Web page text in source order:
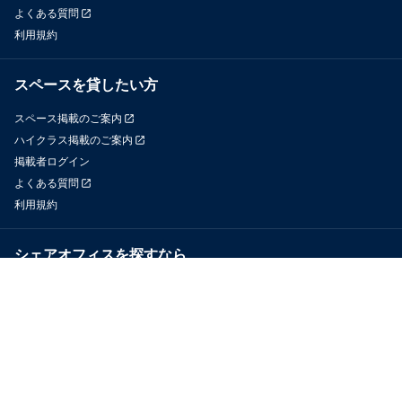
よくある質問
利用規約
スペースを貸したい方
スペース掲載のご案内
ハイクラス掲載のご案内
掲載者ログイン
よくある質問
利用規約
シェアオフィスを探すなら